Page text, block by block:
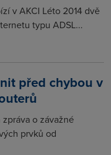
v AKCI Léto 2014 dvě
typu ADSL...
před chybou v
o závažné
prvků od